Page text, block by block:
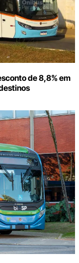
de 8,8% em